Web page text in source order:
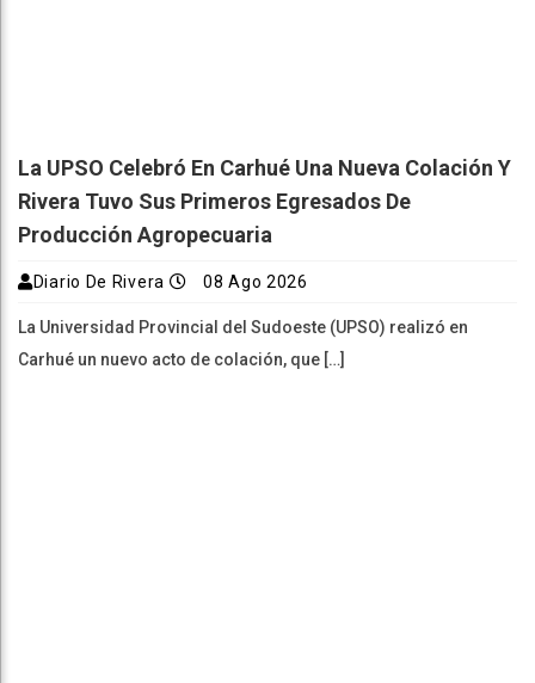
La UPSO Celebró En Carhué Una Nueva Colación Y
Rivera Tuvo Sus Primeros Egresados De
Producción Agropecuaria
Diario De Rivera 08 Ago 2026
La Universidad Provincial del Sudoeste (UPSO) realizó en
Carhué un nuevo acto de colación, que […]